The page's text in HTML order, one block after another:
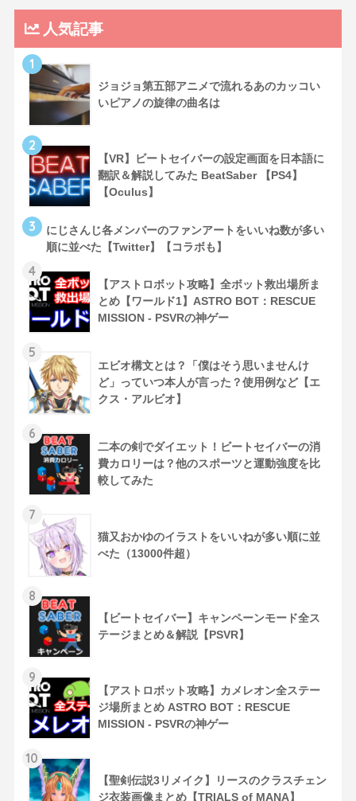
人気記事
1
ジョジョ第五部アニメで流れるあのカッコい
いピアノの旋律の曲名は
2
【VR】ビートセイバーの設定画面を日本語に
翻訳＆解説してみた BeatSaber 【PS4】
【Oculus】
3
にじさんじ各メンバーのファンアートをいいね数が多い
順に並べた【Twitter】【コラボも】
4
【アストロボット攻略】全ボット救出場所ま
とめ【ワールド1】ASTRO BOT：RESCUE
MISSION - PSVRの神ゲー
5
エビオ構文とは？「僕はそう思いませんけ
ど」っていつ本人が言った？使用例など【エ
クス・アルビオ】
6
二本の剣でダイエット！ビートセイバーの消
費カロリーは？他のスポーツと運動強度を比
較してみた
7
猫又おかゆのイラストをいいねが多い順に並
べた（13000件超）
8
【ビートセイバー】キャンペーンモード全ス
テージまとめ＆解説【PSVR】
9
【アストロボット攻略】カメレオン全ステー
ジ場所まとめ ASTRO BOT：RESCUE
MISSION - PSVRの神ゲー
10
【聖剣伝説3リメイク】リースのクラスチェン
ジ衣装画像まとめ【TRIALS of MANA】